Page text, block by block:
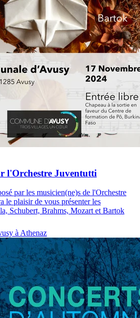
l'Orchestre Juventutti
par les musicien(ne)s de l'Orchestre
le plaisir de vous présenter les
Schubert, Brahms, Mozart et Bartok
à Athenaz